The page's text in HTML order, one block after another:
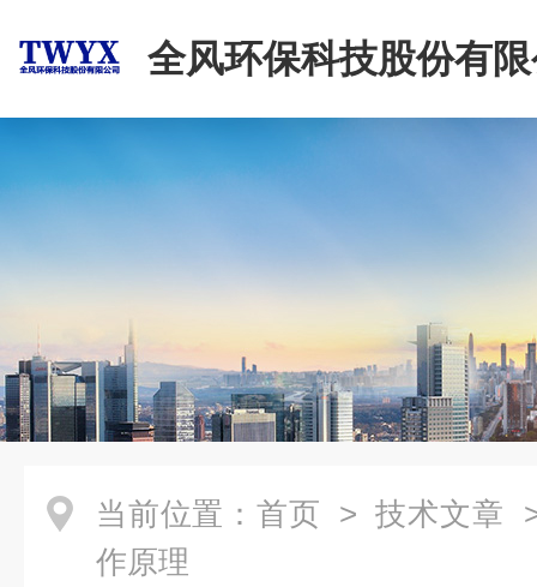
全风环保科技股份有
当前位置： 首页 > 技术文章
作原理